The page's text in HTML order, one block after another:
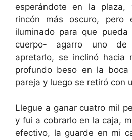
esperándote en la
rincón más oscuro, pero
iluminado para que
cuerpo- agarro uno
apretarlo, se inclinó hacia
profundo beso en la boca
pareja y luego se retiró con
Llegue a ganar cuatro mil
y fui a cobrarlo en la caja,
efectivo, la guarde en mi